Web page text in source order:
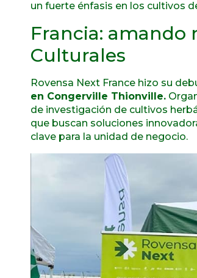
un fuerte énfasis en los cultivos
Francia: amando
Culturales
Rovensa Next France hizo su
en Congerville Thionville.
de investigación de cultivos
que buscan soluciones
clave para la unidad de negocio.